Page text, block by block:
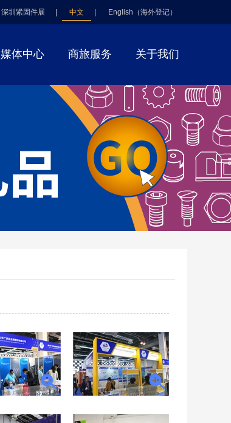
深圳紧固件展 中文 English（海外登记）
媒体中心 商旅服务 关于我们